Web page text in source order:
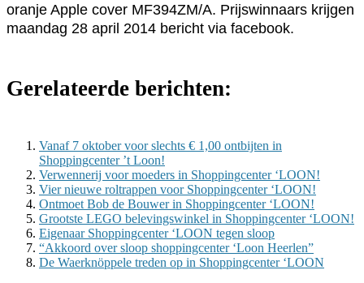
oranje Apple cover MF394ZM/A. Prijswinnaars krijgen
maandag 28 april 2014 bericht via facebook.
Gerelateerde berichten:
Vanaf 7 oktober voor slechts € 1,00 ontbijten in
Shoppingcenter ’t Loon!
Verwennerij voor moeders in Shoppingcenter ‘LOON!
Vier nieuwe roltrappen voor Shoppingcenter ‘LOON!
Ontmoet Bob de Bouwer in Shoppingcenter ‘LOON!
Grootste LEGO belevingswinkel in Shoppingcenter ‘LOON!
Eigenaar Shoppingcenter ‘LOON tegen sloop
“Akkoord over sloop shoppingcenter ‘Loon Heerlen”
De Waerknöppele treden op in Shoppingcenter ‘LOON